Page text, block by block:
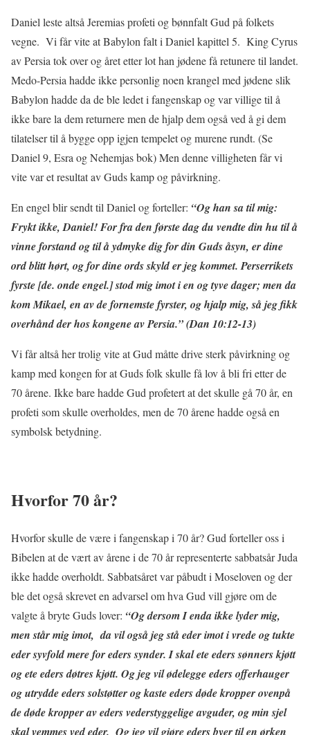
Daniel leste altså Jeremias profeti og bønnfalt Gud på folkets
vegne. Vi får vite at Babylon falt i Daniel kapittel 5. King Cyrus
av Persia tok over og året etter lot han jødene få retunere til landet.
Medo-Persia hadde ikke personlig noen krangel med jødene slik
Babylon hadde da de ble ledet i fangenskap og var villige til å
ikke bare la dem returnere men de hjalp dem også ved å gi dem
tilatelser til å bygge opp igjen tempelet og murene rundt. (Se
Daniel 9, Esra og Nehemjas bok) Men denne villigheten får vi
vite var et resultat av Guds kamp og påvirkning.
En engel blir sendt til Daniel og forteller: “Og han sa til mig:
Frykt ikke, Daniel! For fra den første dag du vendte din hu til å
vinne forstand og til å ydmyke dig for din Guds åsyn, er dine
ord blitt hørt, og for dine ords skyld er jeg kommet. Perserrikets
fyrste [de. onde engel.] stod mig imot i en og tyve dager; men da
kom Mikael, en av de fornemste fyrster, og hjalp mig, så jeg fikk
overhånd der hos kongene av Persia.” (Dan 10:12-13)
Vi får altså her trolig vite at Gud måtte drive sterk påvirkning og
kamp med kongen for at Guds folk skulle få lov å bli fri etter de
70 årene. Ikke bare hadde Gud profetert at det skulle gå 70 år, en
profeti som skulle overholdes, men de 70 årene hadde også en
symbolsk betydning.
Hvorfor 70 år?
Hvorfor skulle de være i fangenskap i 70 år? Gud forteller oss i
Bibelen at de vært av årene i de 70 år representerte sabbatsår Juda
ikke hadde overholdt. Sabbatsåret var påbudt i Moseloven og der
ble det også skrevet en advarsel om hva Gud vill gjøre om de
valgte å bryte Guds lover: “Og dersom I enda ikke lyder mig,
men står mig imot, da vil også jeg stå eder imot i vrede og tukte
eder syvfold mere for eders synder. I skal ete eders sønners kjøtt
og ete eders døtres kjøtt. Og jeg vil ødelegge eders offerhauger
og utrydde eders solstøtter og kaste eders døde kropper ovenpå
de døde kropper av eders vederstyggelige avguder, og min sjel
skal vemmes ved eder. Og jeg vil gjøre eders byer til en ørken